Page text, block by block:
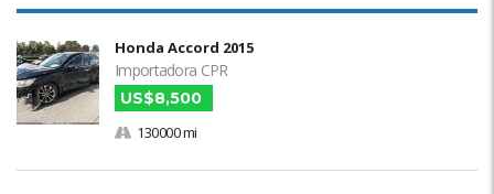
Honda Accord 2015
Importadora CPR
US$8,500
130000 mi